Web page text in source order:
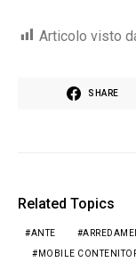
Articolo visto
SHARE
Related Topics
ANTE
MOBILE